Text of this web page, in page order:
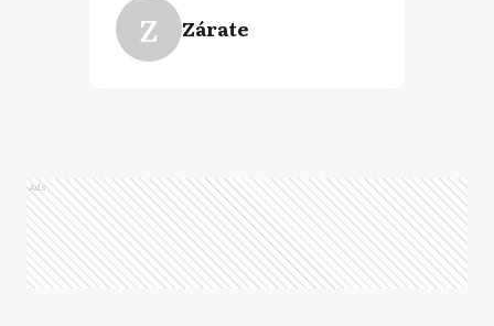
Z Zárate
Ads